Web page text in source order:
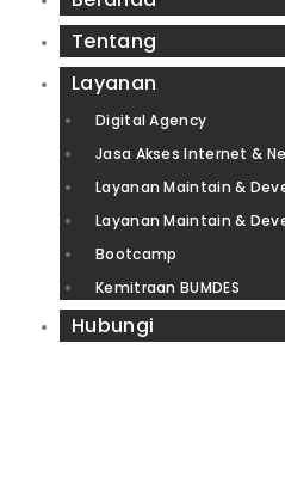
Tentang
Layanan
Digital Agency
Jasa Akses Internet &
Layanan Maintain &
Layanan Maintain &
Bootcamp
Kemitraan BUMDES
Hubungi